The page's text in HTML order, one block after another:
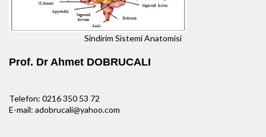
Sindirim Sistemi Anatomisi
Prof. Dr Ahmet DOBRUCALI
Telefon: 0216 350 53 72
E-mail: adobrucali@yahoo.com